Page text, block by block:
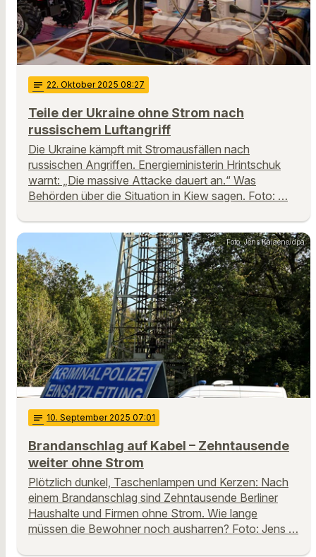
notes 22. Oktober 2025 08:27
Teile der Ukraine ohne Strom nach
russischem Luftangriff
Die Ukraine kämpft mit Stromausfällen nach
russischen Angriffen. Energieministerin Hrintschuk
warnt: „Die massive Attacke dauert an.“ Was
Behörden über die Situation in Kiew sagen. Foto: …
Foto: Jens Kalaene/dpa
notes 10. September 2025 07:01
Brandanschlag auf Kabel – Zehntausende
weiter ohne Strom
Plötzlich dunkel, Taschenlampen und Kerzen: Nach
einem Brandanschlag sind Zehntausende Berliner
Haushalte und Firmen ohne Strom. Wie lange
müssen die Bewohner noch ausharren? Foto: Jens …